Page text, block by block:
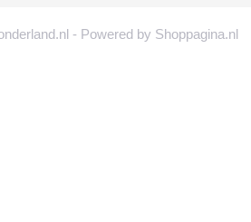
- Powered by Shoppagina.nl